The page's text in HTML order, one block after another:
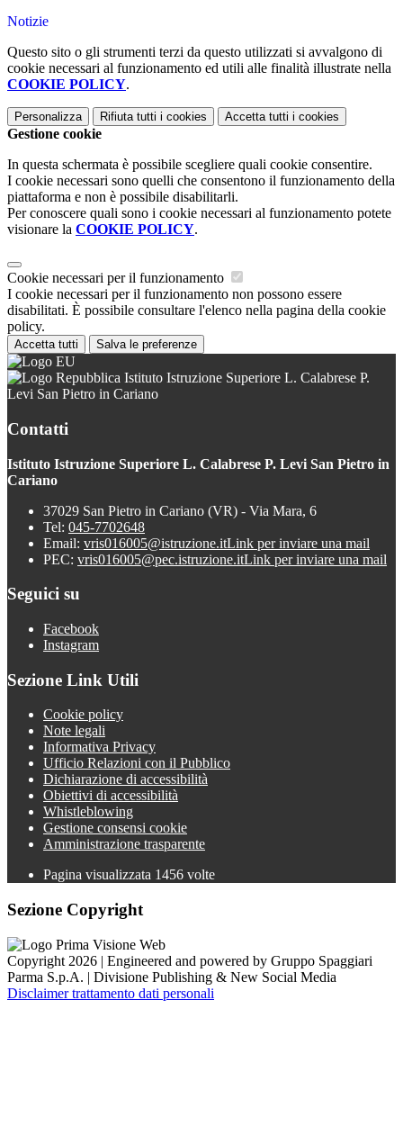
Notizie
Questo sito o gli strumenti terzi da questo utilizzati si avvalgono di
cookie necessari al funzionamento ed utili alle finalità illustrate nella
COOKIE POLICY.
Personalizza Rifiuta tutti i cookies Accetta tutti i cookies
Gestione cookie
In questa schermata è possibile scegliere quali cookie consentire.
I cookie necessari sono quelli che consentono il funzionamento della
piattaforma e non è possibile disabilitarli.
Per conoscere quali sono i cookie necessari al funzionamento potete
visionare la COOKIE POLICY.
Cookie necessari per il funzionamento
I cookie necessari per il funzionamento non possono essere
disabilitati. È possibile consultare l'elenco nella pagina della cookie
policy.
Accetta tutti Salva le preferenze
Istituto Istruzione Superiore L. Calabrese P.
Levi San Pietro in Cariano
Contatti
Istituto Istruzione Superiore L. Calabrese P. Levi San Pietro in
Cariano
37029 San Pietro in Cariano (VR) - Via Mara, 6
Tel: 045-7702648
Email: vris016005@istruzione.itLink per inviare una mail
PEC: vris016005@pec.istruzione.itLink per inviare una mail
Seguici su
Facebook
Instagram
Sezione Link Utili
Cookie policy
Note legali
Informativa Privacy
Ufficio Relazioni con il Pubblico
Dichiarazione di accessibilità
Obiettivi di accessibilità
Whistleblowing
Gestione consensi cookie
Amministrazione trasparente
Pagina visualizzata 1456 volte
Sezione Copyright
Copyright 2026 | Engineered and powered by Gruppo Spaggiari
Parma S.p.A. | Divisione Publishing & New Social Media
Disclaimer trattamento dati personali